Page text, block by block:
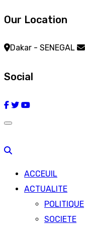
Our Location
Dakar - SENEGAL
Social
ACCEUIL
ACTUALITE
POLITIQUE
SOCIETE